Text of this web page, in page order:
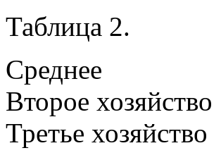
Таблица 2.
Среднее
Второе хозяйство
Третье хозяйство